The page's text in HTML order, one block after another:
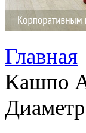
Главная
Кашпо